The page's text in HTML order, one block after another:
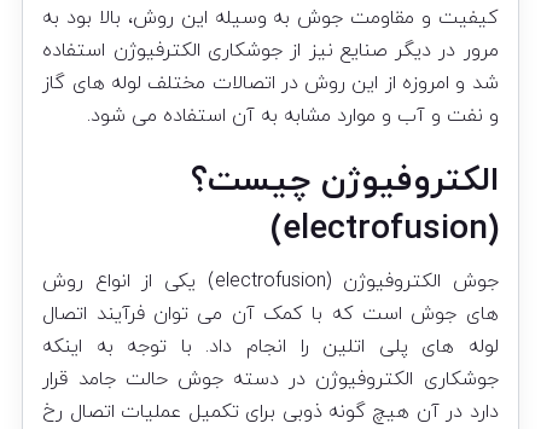
کیفیت و مقاومت جوش به وسیله این روش، بالا بود به
مرور در دیگر صنایع نیز از جوشکاری الکترفیوژن استفاده
شد و امروزه از این روش در اتصالات مختلف لوله های گاز
و نفت و آب و موارد مشابه به آن استفاده می شود.
الکتروفیوژن چیست؟
(electrofusion)
جوش الکتروفیوژن (electrofusion) یکی از انواع روش
های جوش است که با کمک آن می توان فرآیند اتصال
لوله های پلی اتلین را انجام داد. با توجه به اینکه
جوشکاری الکتروفیوژن در دسته جوش حالت جامد قرار
دارد در آن هیچ گونه ذوبی برای تکمیل عملیات اتصال رخ